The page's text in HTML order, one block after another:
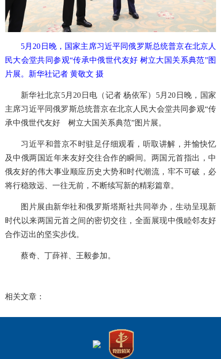
5月20日晚，国家主席习近平同俄罗斯总统普京在北京人
民大会堂共同参观“传承中俄世代友好 树立大国关系典范”图
片展。 新华社记者 黄敬文 摄
新华社北京5月20日电（记者 杨依军）5月20日晚，国家
主席习近平同俄罗斯总统普京在北京人民大会堂共同参观“传
承中俄世代友好 树立大国关系典范”图片展。
习近平和普京不时驻足仔细观看，听取讲解，并愉快忆
及中俄两国近年来友好交往合作的瞬间。两国元首指出，中
俄友好的伟大事业顺应历史大势和时代潮流，牢不可破，必
将行稳致远、一往无前，不断续写新的精彩篇章。
图片展由新华社和俄罗斯塔斯社共同举办，生动呈现新
时代以来两国元首之间的密切交往，全面展现中俄睦邻友好
合作迈出的坚实步伐。
蔡奇、丁薛祥、王毅参加。
相关文章：